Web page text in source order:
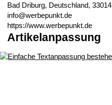
Bad Driburg, Deutschland, 33014
info@werbepunkt.de
https://www.werbepunkt.de
Artikelanpassung